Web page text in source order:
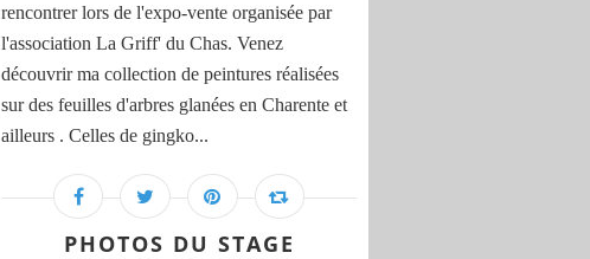
rencontrer lors de l'expo-vente organisée par
l'association La Griff' du Chas. Venez
découvrir ma collection de peintures réalisées
sur des feuilles d'arbres glanées en Charente et
ailleurs . Celles de gingko...
PHOTOS DU STAGE